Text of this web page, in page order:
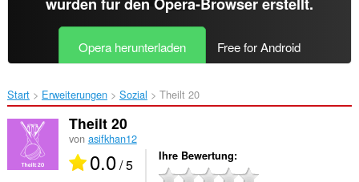
Opera herunterladen Free for Android
Start Erweiterungen Sozial Theilt 20‎
Theilt 20
von asifkhan12
0.0/ 5 Ihre Bewertung